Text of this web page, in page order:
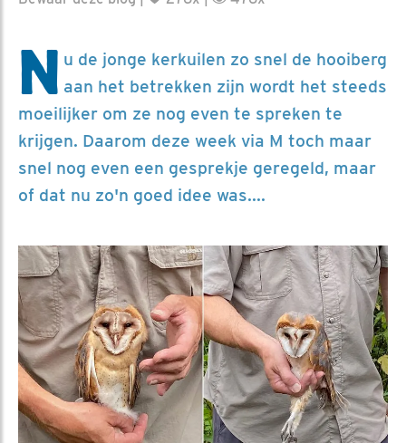
N u de jonge kerkuilen zo snel de hooiberg
aan het betrekken zijn wordt het steeds
moeilijker om ze nog even te spreken te
krijgen. Daarom deze week via M toch maar
snel nog even een gesprekje geregeld, maar
of dat nu zo'n goed idee was....